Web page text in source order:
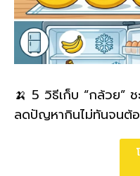
🍌 5 วิธีเก็บ “กล้วย”
ลดปัญหากินไม่ทันจนต้